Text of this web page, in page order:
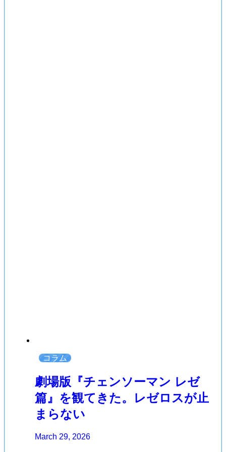
コラム
劇場版『チェンソーマン レゼ
篇』を観てきた。レゼロスが止
まらない
March 29, 2026